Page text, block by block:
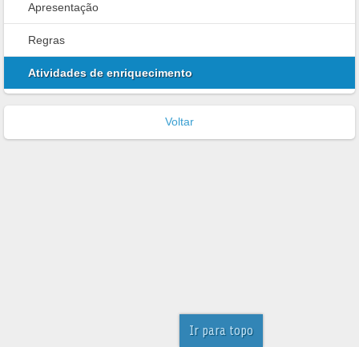
Apresentação
Regras
Atividades de enriquecimento
Voltar
Ir para topo